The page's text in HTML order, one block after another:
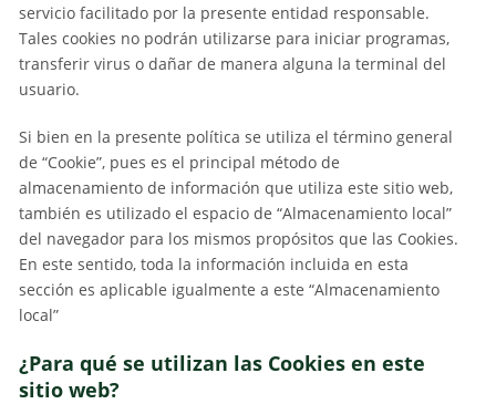
servicio facilitado por la presente entidad responsable.
Tales cookies no podrán utilizarse para iniciar programas,
transferir virus o dañar de manera alguna la terminal del
usuario.
Si bien en la presente política se utiliza el término general
de “Cookie”, pues es el principal método de
almacenamiento de información que utiliza este sitio web,
también es utilizado el espacio de “Almacenamiento local”
del navegador para los mismos propósitos que las Cookies.
En este sentido, toda la información incluida en esta
sección es aplicable igualmente a este “Almacenamiento
local”
¿Para qué se utilizan las Cookies en este
sitio web?